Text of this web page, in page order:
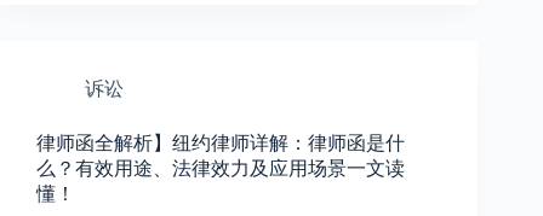
诉讼
律师函全解析】纽约律师详解：律师函是什
么？有效用途、法律效力及应用场景一文读
懂！